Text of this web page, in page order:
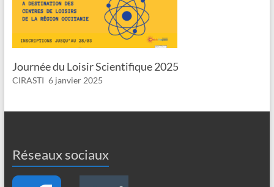
Journée du Loisir Scientifique 2025
CIRASTI 6 janvier 2025
Réseaux sociaux